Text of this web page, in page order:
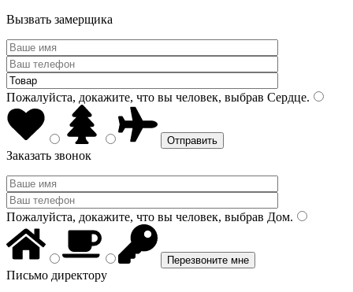
Вызвать замерщика
Пожалуйста, докажите, что вы человек, выбрав Сердце.
Заказать звонок
Пожалуйста, докажите, что вы человек, выбрав Дом.
Письмо директору